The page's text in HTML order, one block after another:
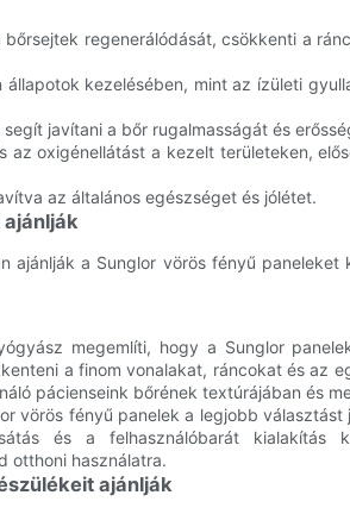
regenerálódását, csökkenti a
kezelésében, mint az ízületi
javítani a bőr rugalmasságát és
oxigénellátást a kezelt területeken,
az általános egészséget és jólétet.
a Sunglor vörös fényű paneleket
megemlíti, hogy a Sunglor
a finom vonalakat, ráncokat és az
pácienseink bőrének textúrájában és
vörös fényű panelek a legjobb
és a felhasználóbarát kialakítás
otthoni használatra.
ajánlják